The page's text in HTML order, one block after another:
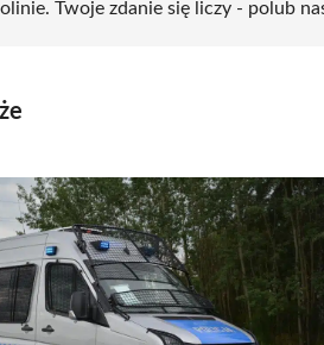
Twoje zdanie się liczy - polub